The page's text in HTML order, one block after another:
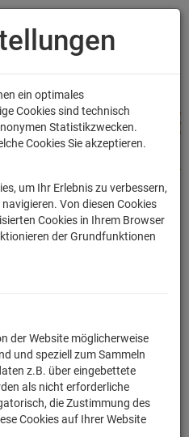
ANMELDEN
Things Kissen
ein optimales
Cookies sind technisch
Statistikzwecken.
Cookies Sie akzeptieren.
um Ihr Erlebnis zu verbessern,
Von diesen Cookies
Cookies in Ihrem Browser
der Grundfunktionen
der Website möglicherweise
und speziell zum Sammeln
z.B. über eingebettete
als nicht erforderliche
die Zustimmung des
Cookies auf Ihrer Website